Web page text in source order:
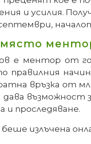
и усилия.
септември,
е ментор от
правилния
връзка от
възможност
проследяване.
излъчена